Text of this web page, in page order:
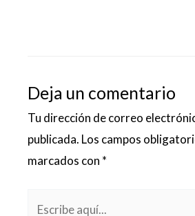
Deja un comentario
Tu dirección de correo
publicada. Los campos
marcados con *